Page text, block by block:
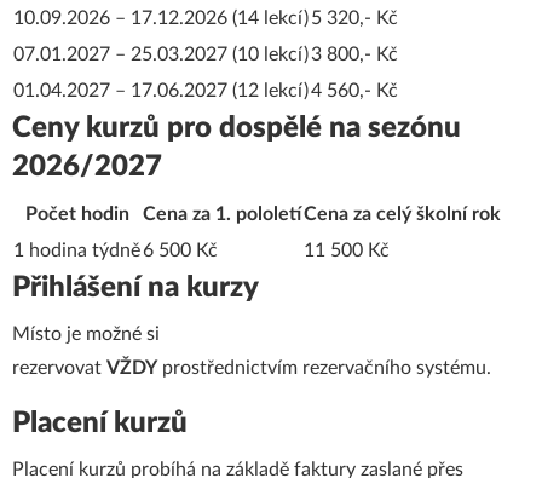
10.09.2026 – 17.12.2026 (14 lekcí)5 320,- Kč
07.01.2027 – 25.03.2027 (10 lekcí)3 800,- Kč
01.04.2027 – 17.06.2027 (12 lekcí)4 560,- Kč
Ceny kurzů pro dospělé na sezónu
2026/2027
Počet hodin Cena za 1. pololetíCena za celý školní rok
1 hodina týdně6 500 Kč 11 500 Kč
Přihlášení na kurzy
Místo je možné si
rezervovat VŽDY prostřednictvím rezervačního systému.
Placení kurzů
Placení kurzů probíhá na základě faktury zaslané přes